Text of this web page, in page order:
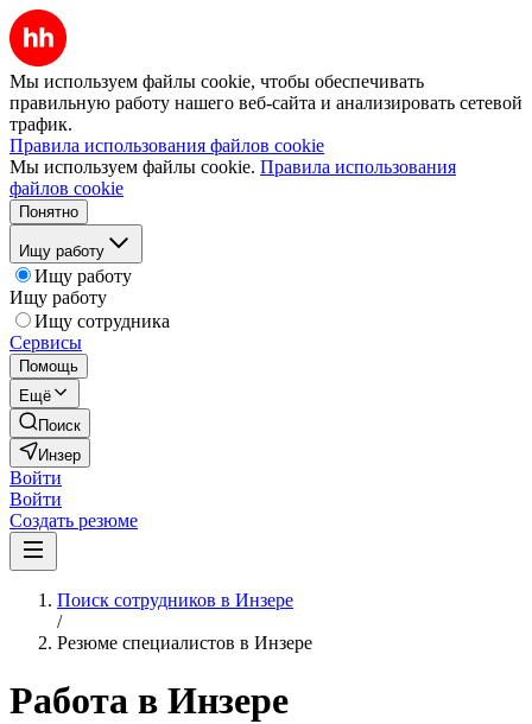
Мы используем файлы cookie, чтобы обеспечивать
правильную работу нашего веб-сайта и анализировать сетевой
трафик.
Правила использования файлов cookie
Мы используем файлы cookie. Правила использования
файлов cookie
Понятно
Ищу работу
Ищу работу
Ищу работу
Ищу сотрудника
Сервисы
Помощь
Ещё
Поиск
Инзер
Войти
Войти
Создать резюме
Поиск сотрудников в Инзере
/
Резюме специалистов в Инзере
Работа в Инзере